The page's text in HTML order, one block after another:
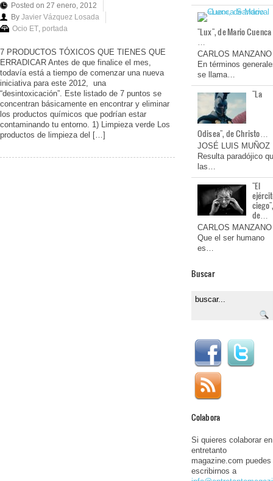
Posted on 27 enero, 2012
By Javier Vázquez Losada
Ocio ET, portada
7 PRODUCTOS TÓXICOS QUE TIENES QUE
ERRADICAR Antes de que finalice el mes,
todavía está a tiempo de comenzar una nueva
iniciativa para este 2012, una
“desintoxicación”. Este listado de 7 puntos se
concentran básicamente en encontrar y eliminar
los productos químicos que podrían estar
contaminando tu entorno. 1) Limpieza verde Los
productos de limpieza del […]
"Lux", de Mario Cuenca
…
CARLOS MANZANO
En términos
se llama…
"La
Odisea", de Christo…
JOSÉ LUIS MUÑOZ
Resulta paradójico
las…
"El
de…
CARLOS MANZANO
Que el ser humano
es…
Buscar
Colabora
Si quieres colaborar en
entretanto
magazine.com puedes
escribirnos a